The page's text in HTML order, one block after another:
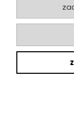
« 1